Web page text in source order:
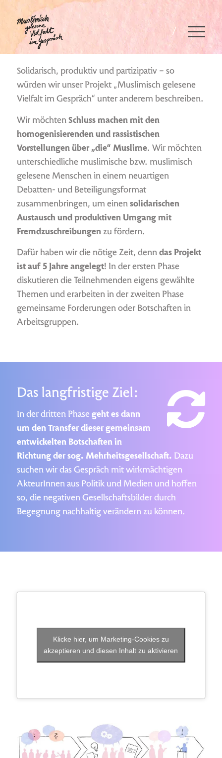
Modellprojekt
Solidarisch, produktiv und partizipativ – so
würden wir unser Projekt „Muslimisch gelesene
Vielfalt im Gespräch“ unter anderem beschreiben.
Wir möchtenSchluss machen mit den
homogenisierenden und rassistischen
Vorstellungen über „die“ Muslime. Wir möchten
unterschiedliche muslimische bzw. muslimisch
gelesene Menschen in einem neuartigen
Debatten- und Beteiligungsformat
zusammenbringen, um einen solidarischen
Austausch und produktiven Umgang mit
Fremdzuschreibungenzu fördern.
Dafür haben wir die nötige Zeit, denn das Projekt
ist auf 5 Jahre angelegt! In der ersten Phase
diskutieren die Teilnehmenden eigens gewählte
Themen und erarbeiten in der zweiten Phase
gemeinsame Forderungen oder Botschaften in
Arbeitsgruppen.
Das langfristige Ziel:
In der dritten Phase geht es dann
um den Transfer dieser gemeinsam
entwickelten Botschaften in
Richtung der sog. Mehrheitsgesellschaft. Dazu
suchen wir das Gespräch mit wirkmächtigen
AkteurInnen aus Politik und Medien und hoffen
so, die negativen Gesellschaftsbilder durch
Begegnung nachhaltig verändern zu können.
Klicke hier, um Marketing-Cookies zu
akzeptieren und diesen Inhalt zu aktivieren